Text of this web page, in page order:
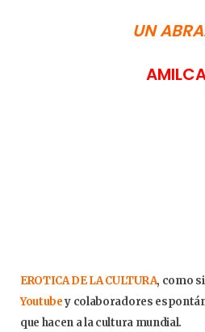
UN
EROTICA DE LA CULTURA, como
Youtubey colaboradores
que hacen a la cultura mundial.